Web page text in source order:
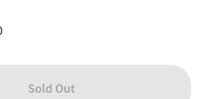
Sold Out